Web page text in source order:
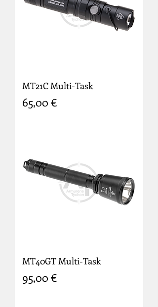
MT21C Multi-Task
Prix
65,00 €
MT40GT Multi-Task
Prix
95,00 €